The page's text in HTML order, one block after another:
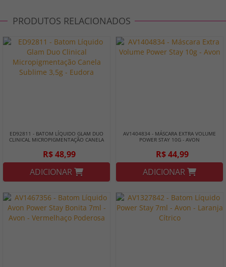
PRODUTOS RELACIONADOS
ED92811 - BATOM LÍQUIDO GLAM DUO
CLINICAL MICROPIGMENTAÇÃO CANELA
R$ 48,99
ADICIONAR
AV1404834 - MÁSCARA EXTRA VOLUME
POWER STAY 10G - AVON
R$ 44,99
ADICIONAR